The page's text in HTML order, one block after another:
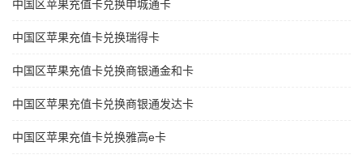
中国区苹果充值卡兑换申城通卡
中国区苹果充值卡兑换瑞得卡
中国区苹果充值卡兑换商银通金和卡
中国区苹果充值卡兑换商银通发达卡
中国区苹果充值卡兑换雅高e卡